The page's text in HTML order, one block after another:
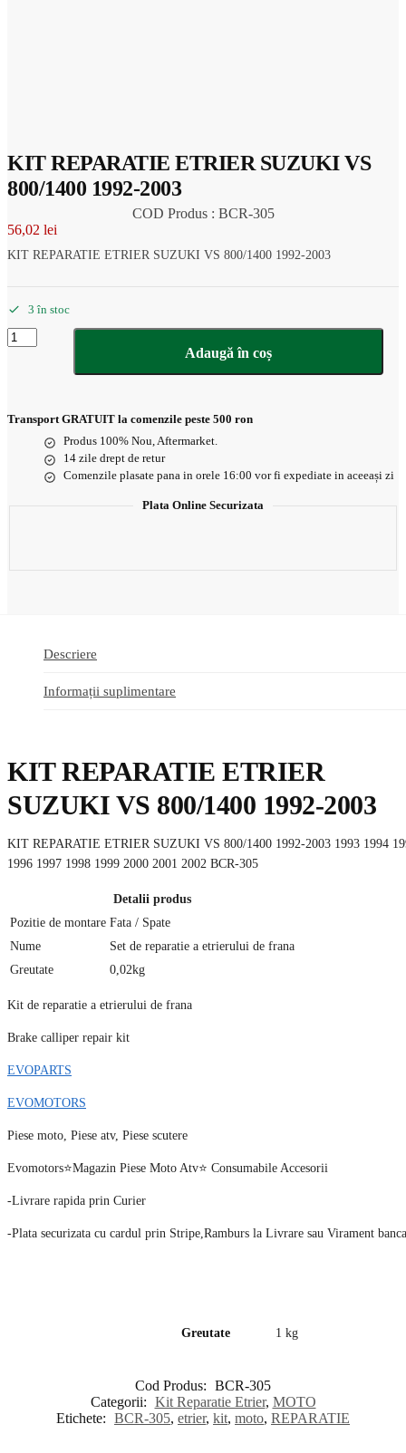
KIT REPARATIE ETRIER SUZUKI VS
800/1400 1992-2003
COD Produs : BCR-305
56,02 lei
KIT REPARATIE ETRIER SUZUKI VS 800/1400 1992-2003
3 în stoc
Cantitate
KIT
VS
Adaugă în coș
Transport GRATUIT la comenzile peste 500 ron
Produs 100% Nou, Aftermarket.
14 zile drept de retur
Comenzile plasate pana in orele 16:00 vor fi expediate in aceeași zi
Plata Online Securizata
Descriere
Informații suplimentare
KIT REPARATIE ETRIER
SUZUKI VS 800/1400 1992-2003
KIT REPARATIE ETRIER SUZUKI VS 800/1400 1992-2003 1993 1994
1996 1997 1998 1999 2000 2001 2002 BCR-305
Detalii produs
Pozitie de montare Fata / Spate
Nume
Set de reparatie a etrierului de frana
Greutate
0,02kg
Kit de reparatie a etrierului de frana
Brake calliper repair kit
EVOPARTS
EVOMOTORS
Piese moto, Piese atv, Piese scutere
Evomotors⭐️Magazin Piese Moto Atv⭐️ Consumabile Accesorii
-Livrare rapida prin Curier
-Plata securizata cu cardul prin Stripe,Ramburs la Livrare sau Virament
Greutate 1 kg
Cod Produs: BCR-305
Categorii: Kit Reparatie Etrier, MOTO
Etichete: BCR-305, etrier, kit, moto, REPARATIE